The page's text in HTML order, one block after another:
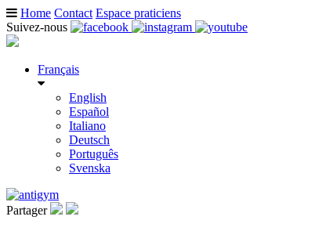
Home Contact Espace praticiens
Suivez-nous
Français
English
Español
Italiano
Deutsch
Português
Svenska
Partager